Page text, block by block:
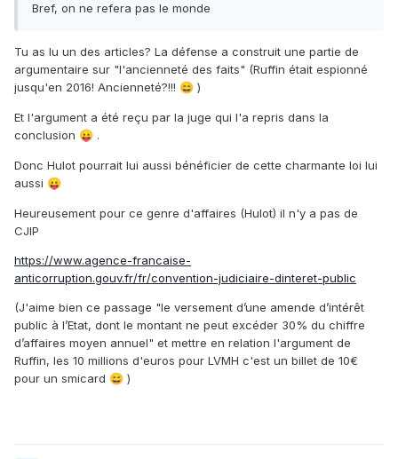
Bref, on ne refera pas le monde
Tu as lu un des articles? La défense a construit une partie de
argumentaire sur "l'ancienneté des faits" (Ruffin était espionné
jusqu'en 2016! Ancienneté?!!! 😄 )
Et l'argument a été reçu par la juge qui l'a repris dans la
conclusion 😛 .
Donc Hulot pourrait lui aussi bénéficier de cette charmante loi lui
aussi 😛
Heureusement pour ce genre d'affaires (Hulot) il n'y a pas de
CJIP
https://www.agence-francaise-
anticorruption.gouv.fr/fr/convention-judiciaire-dinteret-public
(J'aime bien ce passage "le versement d’une amende d’intérêt
public à l’Etat, dont le montant ne peut excéder 30% du chiffre
d’affaires moyen annuel" et mettre en relation l'argument de
Ruffin, les 10 millions d'euros pour LVMH c'est un billet de 10€
pour un smicard 😄 )